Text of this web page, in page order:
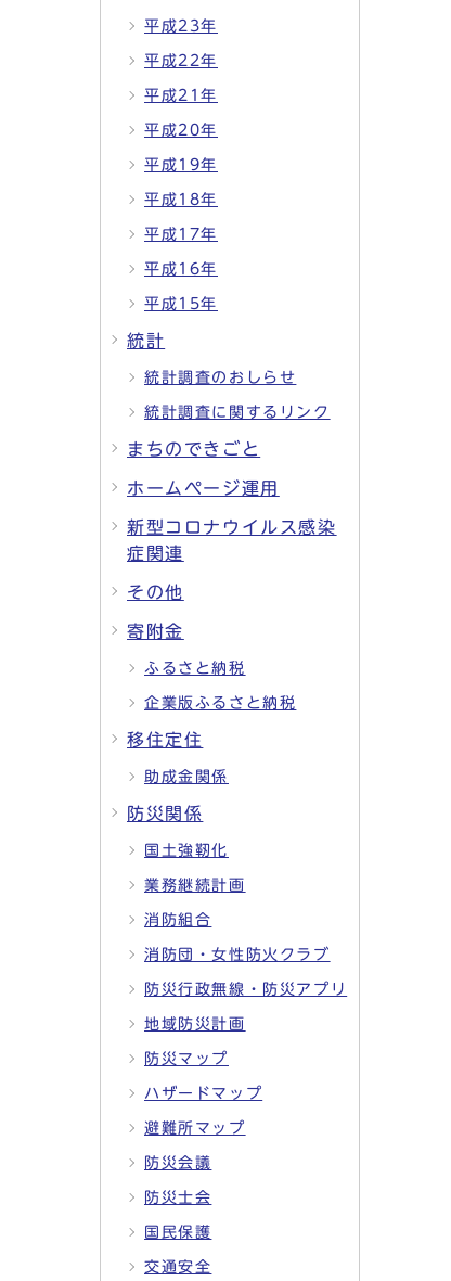
平成23年
平成22年
平成21年
平成20年
平成19年
平成18年
平成17年
平成16年
平成15年
統計
統計調査のおしらせ
統計調査に関するリンク
まちのできごと
ホームページ運用
新型コロナウイルス感染
症関連
その他
寄附金
ふるさと納税
企業版ふるさと納税
移住定住
助成金関係
防災関係
国土強靭化
業務継続計画
消防組合
消防団・女性防火クラブ
防災行政無線・防災アプリ
地域防災計画
防災マップ
ハザードマップ
避難所マップ
防災会議
防災士会
国民保護
交通安全